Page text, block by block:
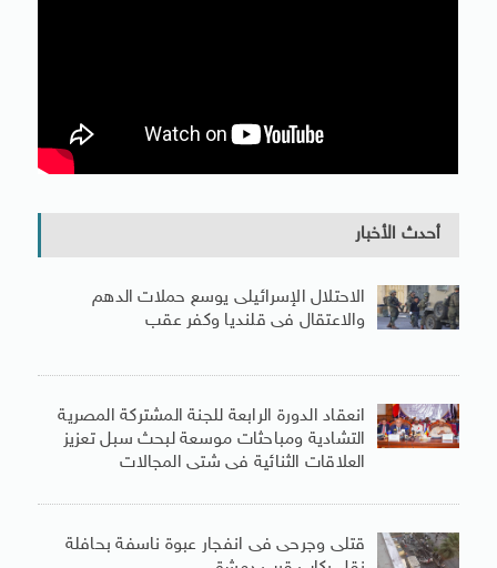
أحدث الأخبار
الاحتلال الإسرائيلى يوسع حملات الدهم
والاعتقال فى قلنديا وكفر عقب
انعقاد الدورة الرابعة للجنة المشتركة المصرية
التشادية ومباحثات موسعة لبحث سبل تعزيز
العلاقات الثنائية فى شتى المجالات
قتلى وجرحى فى انفجار عبوة ناسفة بحافلة